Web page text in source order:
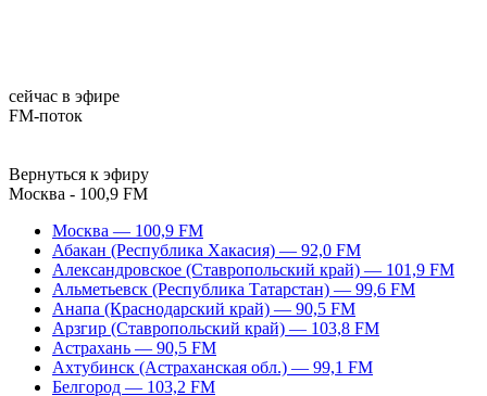
сейчас в эфире
FM-поток
Вернуться к эфиру
Москва - 100,9 FM
Москва — 100,9 FM
Абакан (Республика Хакасия) — 92,0 FM
Александровское (Ставропольский край) — 101,9 FM
Альметьевск (Республика Татарстан) — 99,6 FM
Анапа (Краснодарский край) — 90,5 FM
Арзгир (Ставропольский край) — 103,8 FM
Астрахань — 90,5 FM
Ахтубинск (Астраханская обл.) — 99,1 FM
Белгород — 103,2 FM